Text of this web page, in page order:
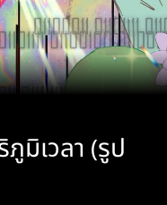
มิเวลา (รูป